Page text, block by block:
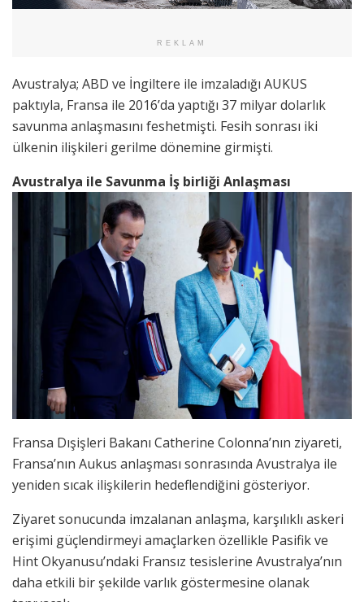
REKLAM
Avustralya; ABD ve İngiltere ile imzaladığı AUKUS
paktıyla, Fransa ile 2016’da yaptığı 37 milyar dolarlık
savunma anlaşmasını feshetmişti. Fesih sonrası iki
ülkenin ilişkileri gerilme dönemine girmişti.
Avustralya ile Savunma İş birliği Anlaşması
Fransa Dışişleri Bakanı Catherine Colonna’nın ziyareti,
Fransa’nın Aukus anlaşması sonrasında Avustralya ile
yeniden sıcak ilişkilerin hedeflendiğini gösteriyor.
Ziyaret sonucunda imzalanan anlaşma, karşılıklı askeri
erişimi güçlendirmeyi amaçlarken özellikle Pasifik ve
Hint Okyanusu’ndaki Fransız tesislerine Avustralya’nın
daha etkili bir şekilde varlık göstermesine olanak